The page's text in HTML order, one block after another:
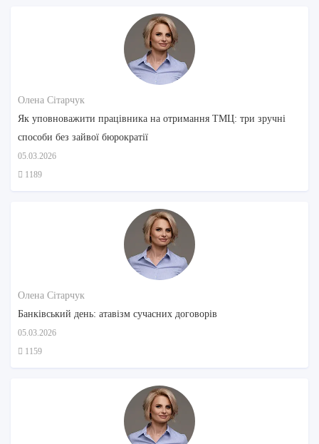
Олена Сітарчук
Як уповноважити працівника на отримання ТМЦ: три зручні
способи без зайвої бюрократії
05.03.2026
1189
Олена Сітарчук
Банківський день: атавізм сучасних договорів
05.03.2026
1159